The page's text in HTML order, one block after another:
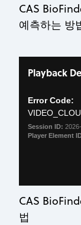
CAS
예측하는 방
modal
Playback
Error Code:
Session ID:
Player Element
CAS
법